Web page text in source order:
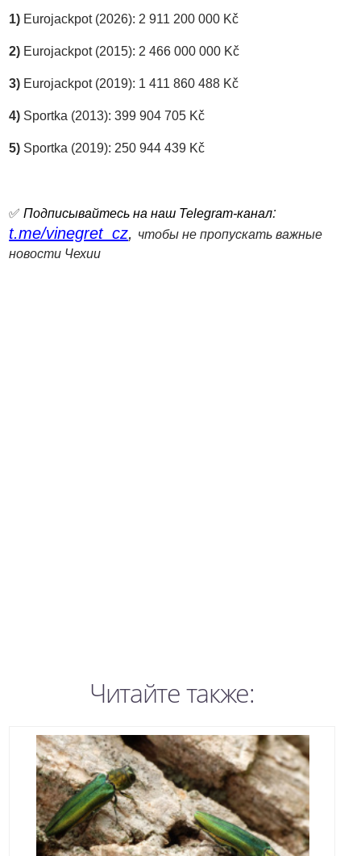
1) Eurojackpot (2026): 2 911 200 000 Kč
2) Eurojackpot (2015): 2 466 000 000 Kč
3) Eurojackpot (2019): 1 411 860 488 Kč
4) Sportka (2013): 399 904 705 Kč
5) Sportka (2019): 250 944 439 Kč
✅Подписывайтесь на наш Telegram-канал:
t.me/vinegret_cz, чтобы не пропускать важные
новости Чехии
Читайте также: